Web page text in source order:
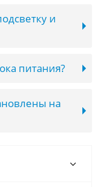
и
питания?
на